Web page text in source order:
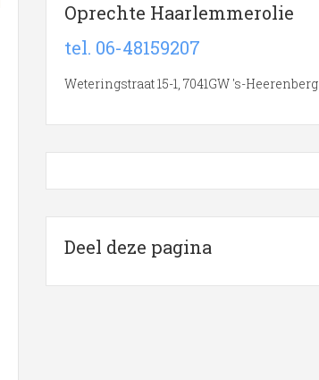
Oprechte Haarlemmerolie
tel. 06-48159207
Weteringstraat 15-1, 7041GW 's-Heerenberg
Deel deze pagina